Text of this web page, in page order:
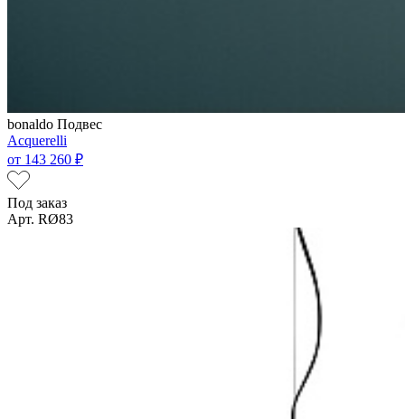
bonaldo Подвес
Acquerelli
от 143 260 ₽
Под заказ
Арт. RØ83